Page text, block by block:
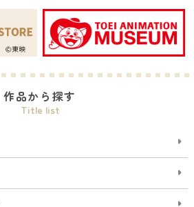
作品から探す
Title list